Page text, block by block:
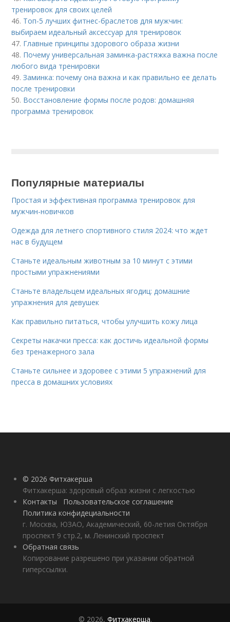
тренировок для своих целей
46. Топ-5 лучших фитнес-браслетов для мужчин:
выбираем идеальный аксессуар для тренировок
47. Главные принципы здорового образа жизни
48. Почему универсальная заминка-растяжка важна после
любого вида тренировки
49.Заминка: почему она важна и как правильно ее делать
после тренировки
50. Восстановление формы после родов: домашняя
программа тренировок
Популярные материалы
Простая и эффективная программа тренировок для
мужчин-новичков
Одежда для летнего спортивного стиля 2024: что ждет
нас в будущем
Станьте идеальным животным за 10 минут с этими
простыми упражнениями
Станьте владельцем идеальных ягодиц: домашние
упражнения для девушек
Как правильно питаться, чтобы улучшить кожу лица
Секреты накачки пресса: как достичь идеальной формы
без тренажерного зала
Станьте сильнее и здоровее с этими 5 упражнений для
пресса в домашних условиях
© 2026 Фитхакерша
Фитхакерша: здоровый образ жизни с легкостью
Контакты
Пользовательское соглашение
Политика конфидециальности
г. Москва, ЮЗАО, Академический, 60-летия Октября
проспект 9 стр.2, м. Ленинский проспект
Обратная связь
Копирование разрешено при указании обратной
гиперссылки.
© 2026, Фитхакерша.